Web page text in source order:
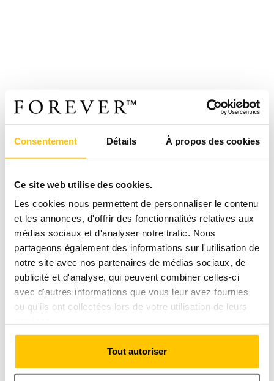
Consentement Détails À propos des cookies
Ce site web utilise des cookies.
Les cookies nous permettent de personnaliser le contenu
et les annonces, d'offrir des fonctionnalités relatives aux
médias sociaux et d'analyser notre trafic. Nous
partageons également des informations sur l'utilisation de
notre site avec nos partenaires de médias sociaux, de
publicité et d'analyse, qui peuvent combiner celles-ci
avec d'autres informations que vous leur avez fournies
ou qu'ils ont collectées lors de votre utilisation de leurs
Tout autoriser